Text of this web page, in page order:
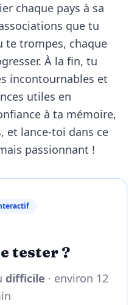
chaque pays à sa
que tu
te trompes, chaque
À la fin, tu
incontournables et
utiles en
à ta mémoire,
et lance-toi dans ce
passionnant !
tester ?
difficile · environ 12